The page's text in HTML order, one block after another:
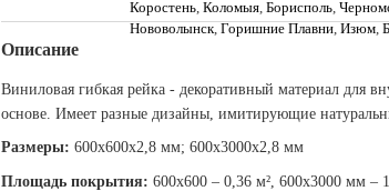
Коростень, Коломыя, Борисполь,
Нововолынск, Горишние Плавни, Изюм,
Описание
Виниловая гибкая рейка - декоративный материал для
основе. Имеет разные дизайны, имитирующие
Размеры: 600х600х2,8 мм; 600х3000х2,8 мм
Площадь покрытия: 600х600 – 0,36 м², 600х3000 мм –